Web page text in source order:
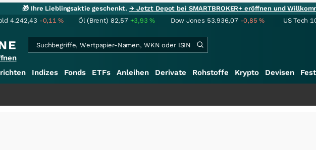
🎁 Ihre Lieblingsaktie geschenkt.→ Jetzt Depot bei SMARTBROKER+ eröffnen und
4.242,43 -0,11% Öl (Brent) 82,57 +3,93% Dow Jones 53.936,07 -0,85% US Tech
Indizes Fonds ETFs Anleihen Derivate Rohstoffe Krypto Devisen